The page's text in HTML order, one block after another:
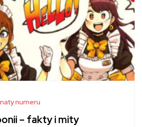
numeru
– fakty i mity